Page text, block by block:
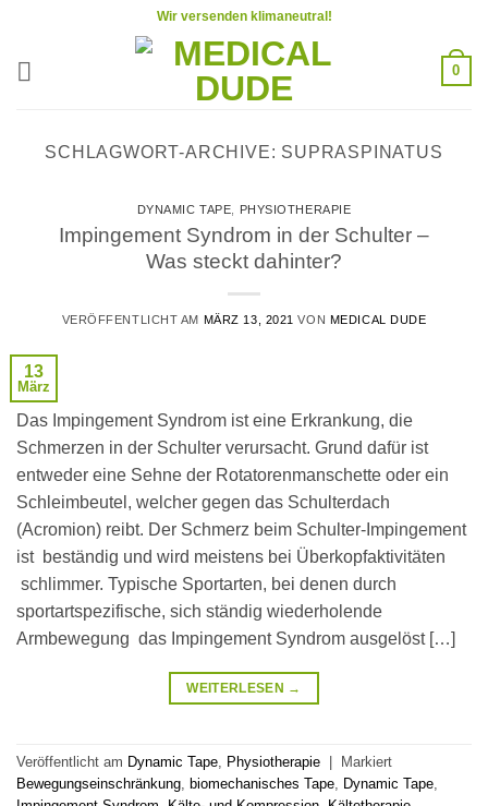
springen
Wir versenden klimaneutral!
0
SCHLAGWORT-ARCHIVE: SUPRASPINATUS
DYNAMIC TAPE PHYSIOTHERAPIE
Impingement Syndrom in der Schulter –
Was steckt dahinter?
VERÖFFENTLICHT AM MÄRZ 13, 2021 VON MEDICAL DUDE
13
März
Das Impingement Syndrom ist eine Erkrankung, die
Schmerzen in der Schulter verursacht. Grund dafür ist
entweder eine Sehne der Rotatorenmanschette oder ein
Schleimbeutel, welcher gegen das Schulterdach
(Acromion) reibt. Der Schmerz beim Schulter-Impingement
ist beständig und wird meistens bei Überkopfaktivitäten
schlimmer. Typische Sportarten, bei denen durch
sportartspezifische, sich ständig wiederholende
Armbewegung das Impingement Syndrom ausgelöst […]
WEITERLESEN →
Veröffentlicht am Dynamic Tape Physiotherapie
Markiert
Bewegungseinschränkung
biomechanisches Tape Dynamic Tape